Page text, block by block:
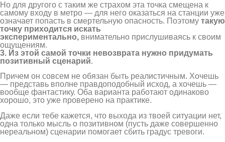
Но для другого с таким же страхом эта точка смещена к
самому входу в метро — для него оказаться на станции уже
означает попасть в смертельную опасность. Поэтому такую
точку приходится искать
экспериментально, внимательно прислушиваясь к своим
ощущениям.
3. Из этой самой точки невозврата нужно придумать
позитивный сценарий.
Причем он совсем не обязан быть реалистичным. Хочешь
— представь вполне правдоподобный исход, а хочешь —
вообще фантастику. Оба варианта работают одинаково
хорошо, это уже проверено на практике.
Даже если тебе кажется, что выхода из твоей ситуации нет,
одна только мысль о позитивном (пусть даже совершенно
нереальном) сценарии помогает сбить градус тревоги.